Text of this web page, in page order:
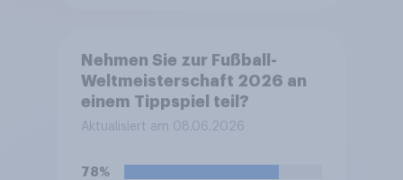
Nehmen Sie zur Fußball-
Weltmeisterschaft 2026 an
einem Tippspiel teil?
Aktualisiert am 08.06.2026
78%